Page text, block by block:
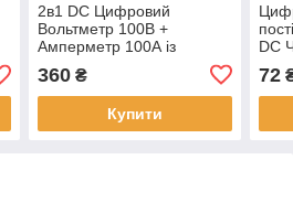
2в1 DC Цифровий
Вольтметр 100В +
Амперметр 100А із
струму
360₴
Купити
DC
72